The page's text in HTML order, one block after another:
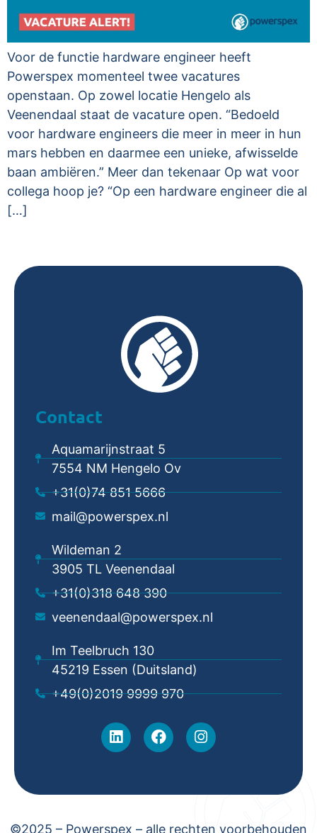
Voor de functie hardware engineer heeft
Powerspex momenteel twee vacatures
openstaan. Op zowel locatie Hengelo als
Veenendaal staat de vacature open. “Bedoeld
voor hardware engineers die meer in meer in hun
mars hebben en daarmee een unieke, afwisselde
baan ambiëren.” Meer dan tekenaar Op wat voor
collega hoop je? “Op een hardware engineer die al
[…]
Contact
Aquamarijnstraat 5
7554 NM Hengelo Ov
+31(0)74 851 5666
mail@powerspex.nl
Wildeman 2
3905 TL Veenendaal
+31(0)318 648 390
veenendaal@powerspex.nl
Im Teelbruch 130
45219 Essen (Duitsland)
+49(0)2019 9999 970
©2025 – Powerspex – alle rechten voorbehouden